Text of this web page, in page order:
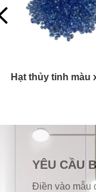
Irid Sỏi thủy
YÊU CẦU
Điền vào mẫu